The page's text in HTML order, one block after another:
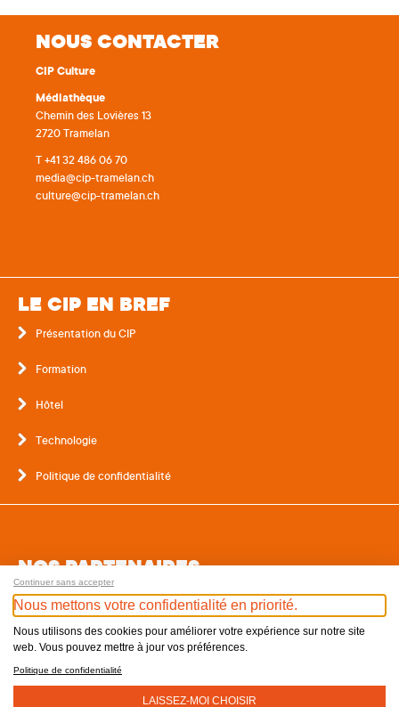
NOUS CONTACTER
CIP Culture
Médiathèque
Chemin des Lovières 13
2720 Tramelan
T +41 32 486 06 70
media@cip-tramelan.ch
culture@cip-tramelan.ch
LE CIP EN BREF
Présentation du CIP
Formation
Hôtel
Technologie
Politique de confidentialité
NOS PARTENAIRES
Continuer sans accepter
Nous mettons votre confidentialité en priorité.
Nous utilisons des cookies pour améliorer votre expérience sur notre site
web. Vous pouvez mettre à jour vos préférences.
Politique de confidentialité
LAISSEZ-MOI CHOISIR